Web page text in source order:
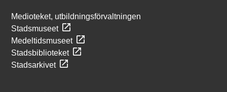
Medioteket, utbildningsförvaltningen
Stadsmuseet
Medeltidsmuseet
Stadsbiblioteket
Stadsarkivet